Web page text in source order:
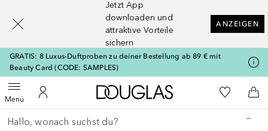
Jetzt App
downloaden und
attraktive Vorteile
sichern
ANZEIGEN
GRATIS: 8 Luxus-Duftproben zu deiner Bestellung ab 89 € mit
Beauty Card (CODE: SAMPLES)
MenüMenü öffnenZu Meinem Kundenkonto
Zur Douglas Startseite
Zu Meiner
Gehe zurück
Suche ausführen
[navigation.slideout.screenreader]